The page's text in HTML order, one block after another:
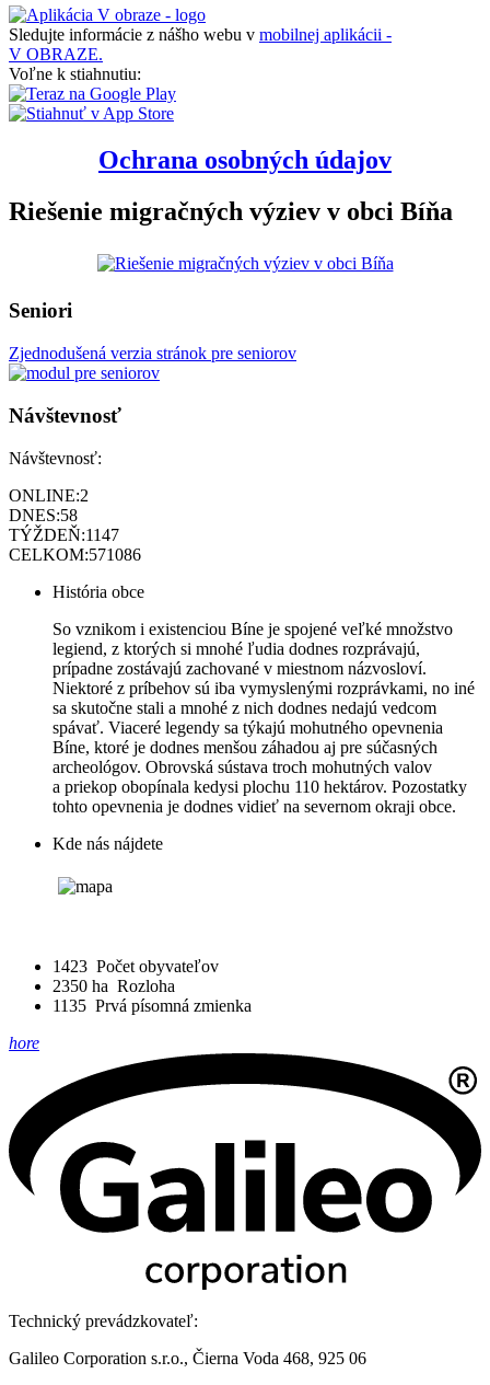
Sledujte informácie z nášho webu v mobilnej aplikácii -
V OBRAZE.
Voľne k stiahnutiu:
Ochrana osobných údajov
Riešenie migračných výziev v obci Bíňa
Seniori
Zjednodušená verzia stránok pre seniorov
Návštevnosť
Návštevnosť:
ONLINE:2
DNES:58
TÝŽDEŇ:1147
CELKOM:571086
História obce
So vznikom i existenciou Bíne je spojené veľké množstvo
legiend, z ktorých si mnohé ľudia dodnes rozprávajú,
prípadne zostávajú zachované v miestnom názvosloví.
Niektoré z príbehov sú iba vymyslenými rozprávkami, no iné
sa skutočne stali a mnohé z nich dodnes nedajú vedcom
spávať. Viaceré legendy sa týkajú mohutného opevnenia
Bíne, ktoré je dodnes menšou záhadou aj pre súčasných
archeológov. Obrovská sústava troch mohutných valov
a priekop obopínala kedysi plochu 110 hektárov. Pozostatky
tohto opevnenia je dodnes vidieť na severnom okraji obce.
Kde nás nájdete
1423 Počet obyvateľov
2350 ha Rozloha
1135 Prvá písomná zmienka
hore
Technický prevádzkovateľ:
Galileo Corporation s.r.o., Čierna Voda 468, 925 06